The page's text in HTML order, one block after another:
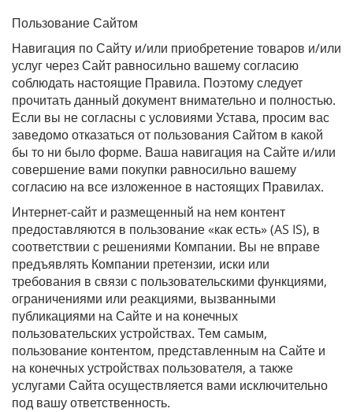
Пользование Сайтом
Навигация по Сайту и/или приобретение товаров и/или
услуг через Сайт равносильно вашему согласию
соблюдать настоящие Правила. Поэтому следует
прочитать данный документ внимательно и полностью.
Если вы не согласны с условиями Устава, просим вас
заведомо отказаться от пользования Сайтом в какой
бы то ни было форме. Ваша навигация на Сайте и/или
совершение вами покупки равносильно вашему
согласию на все изложенное в настоящих Правилах.
Интернет-сайт и размещенный на нем контент
предоставляются в пользование «как есть» (AS IS), в
соответствии с решениями Компании. Вы не вправе
предъявлять Компании претензии, иски или
требования в связи с пользовательскими функциями,
ограничениями или реакциями, вызванными
публикациями на Сайте и на конечных
пользовательских устройствах. Тем самым,
пользование контентом, представленным на Сайте и
на конечных устройствах пользователя, а также
услугами Сайта осуществляется вами исключительно
под вашу ответственность.